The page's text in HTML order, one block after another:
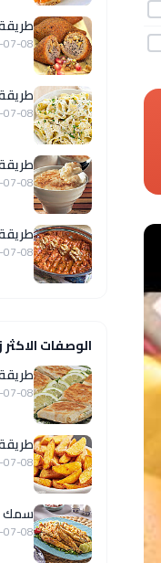
08
08
طريقة
08
08
الوصفات الاكثر
08
08
سمك
08